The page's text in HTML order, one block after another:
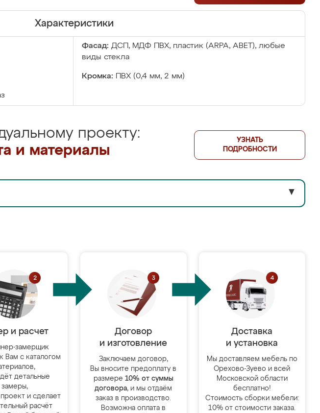
Характеристики
Фасад: ДСП, МДФ ПВХ, пластик (ARPA, ABET), любые
виды стекла
Кромка: ПВХ (0,4 мм, 2 мм)
проекту:
и материалы
УЗНАТЬ
ПОДРОБНОСТИ
▼
и расчет
замерщик
Вам с каталогом
детальные
замеры,
проект и сделает
расчёт
Договор
и изготовление
Заключаем договор,
Вы вносите предоплату в
размере 10% от суммы
договора, и мы отдаём
заказ в производство.
Возможна оплата в
Доставка
и установка
Мы доставляем мебель по
Орехово-Зуево и всей
Московской области
бесплатно!
Стоимость сборки мебели:
10% от стоимости заказа.